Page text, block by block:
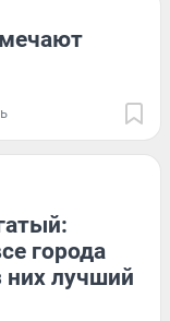
города
них лучший